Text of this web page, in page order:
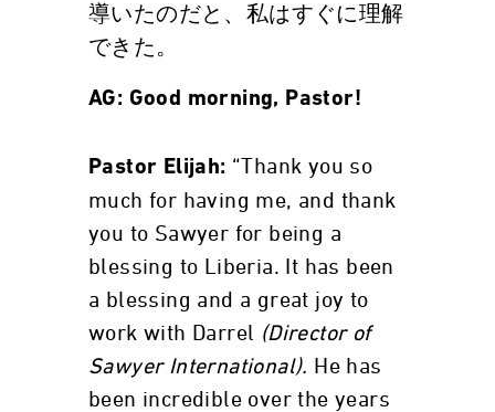
導いたのだと、私はすぐに理解
できた。
AG: Good morning, Pastor!
Pastor Elijah: “Thank you so
much for having me, and thank
you to Sawyer for being a
blessing to Liberia. It has been
a blessing and a great joy to
work with Darrel (Director of
Sawyer International). He has
been incredible over the years